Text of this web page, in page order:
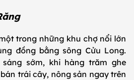
trong những khu chợ nổi lớn
đồng bằng sông Cửu Long.
sớm, khi hàng trăm ghe
trái cây, nông sản ngay trên